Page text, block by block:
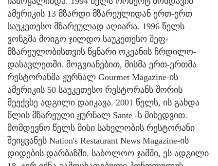
ამერიკის 13 მზარდი მზარეულიდან ერთ-ერთ
საუკეთესო მზარეულად აღიარა. 1996 წელს
ვონგმა მოიგო ჯილდო საუკეთესო შეფ-
მზარეულობისთვის წყნარი ოკეანის ჩრდილო-
დასავლეთში. მოგვიანებით, მისმა ერთ-ერთმა
რესტორანმა ჟურნალ Gourmet Magazine-ის
ამერიკის 50 საუკეთესო რესტორანს შორის
მეექვსე ადგილი დაიკავა. 2001 წელს, ის გახდა
წლის მზარეული ჟურნალ Sante -ს მიხედვით.
მომდევნო წელს მისი სახელობის რესტორანი
შეიყვანეს Nation's Restaurant News Magazine-ის
დიდების დარბაზში. საბოლოო ჯამში, ეს ადგილი